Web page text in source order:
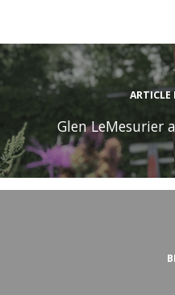
ARTICLE
Glen LeMesurier